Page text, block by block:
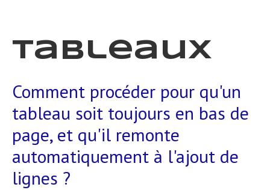
Tableaux
Comment procéder pour qu'un
tableau soit toujours en bas de
page, et qu'il remonte
automatiquement à l'ajout de
lignes ?